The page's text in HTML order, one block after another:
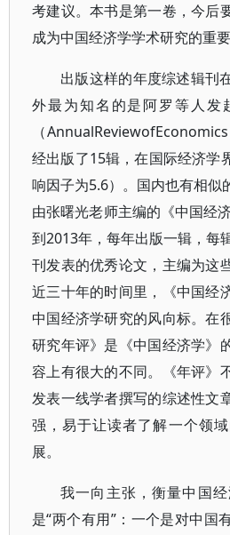
考建议。本书是第一卷，今后
成为中国经济学学术研究的重
出版这样的年度综述辑刊
外最为知名的是阿罗等人发
（
经出版了15辑，在国际经济学
响因子为5.6）。国内也有相似
由张曙光老师主编的《中国经
到2013年，每年出版一辑，每
刊发表的优秀论文，主编为这
近三十年的时间里，《中国经
中国经济学研究的风向标。在
研究年评》是《中国经济学》
容上有很大的不同。《年评》
发表一线学者撰写的综述性文
强，易于让读者了解一个领
展。
我一向主张，衡量中国
是“两个有用”：一个是对中国